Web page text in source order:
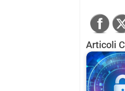
Articoli